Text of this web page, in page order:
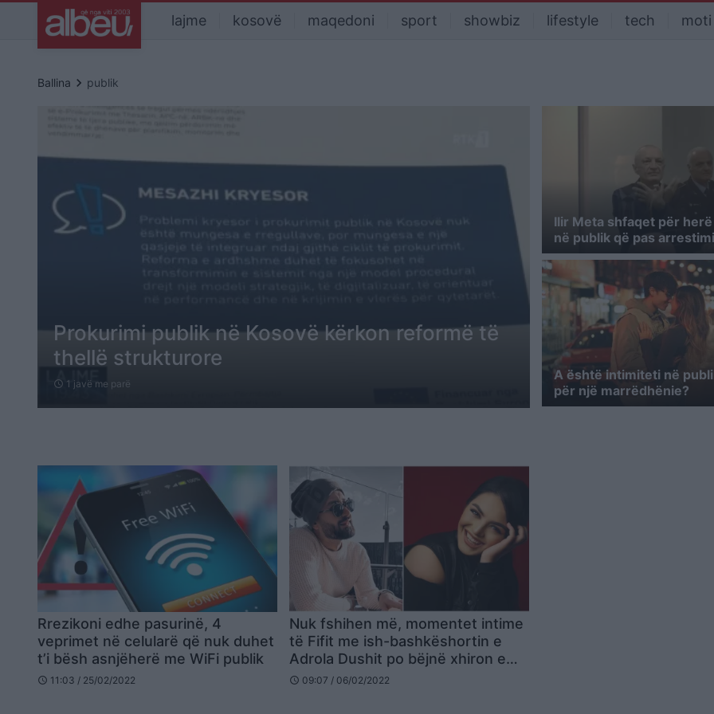
lajme kosovë maqedoni sport showbiz lifestyle tech moti
Ballina keyboard_arrow_right publik
Prokurimi publik në Kosovë kërkon reformë të
thellë strukturore
schedule 1 javë me parë
Ilir Meta shfaqet për
në publik që pas
A është intimiteti në
për një marrëdhënie?
Rrezikoni edhe pasurinë, 4
veprimet në celularë që nuk duhet
t’i bësh asnjëherë me WiFi publik
schedule 11:03 / 25/02/2022
Nuk fshihen më, momentet intime
të Fifit me ish-bashkëshortin e
Adrola Dushit po bëjnë xhiron e
rrjetit (VIDEO)
schedule 09:07 / 06/02/2022